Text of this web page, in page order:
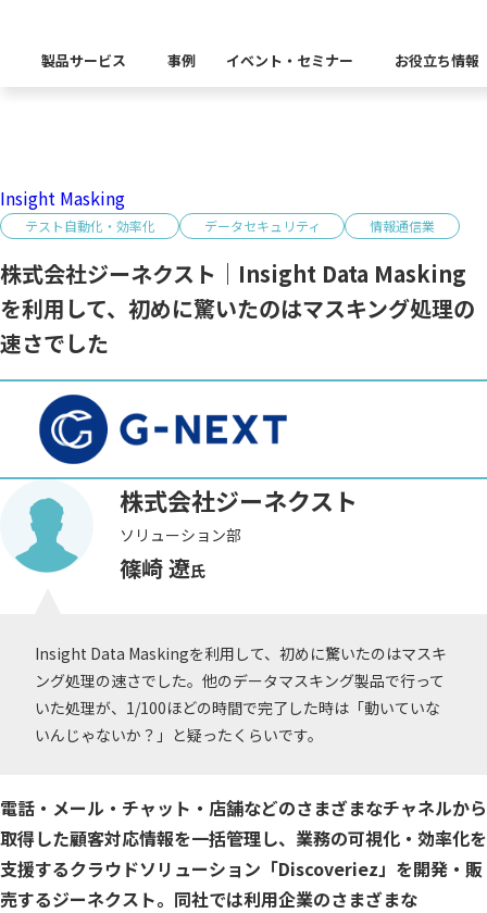
製品サービス
キーワードから探す
業界から探す
製品一覧
データ統合・管理・配信
クラウド移行コンサルティング・データベースコンサルティング・
データ統合データ可視化・活用基盤
データセキュリティ
テスト自動化・
ディザスタ
課題に関する製品をこちら
クラウド移行時のよく
仮想環境（VMware）
キーワードに関連する製品
ディザスタリカバリ
データベース構築
データベース監査
業界特有の課題・ユースケ
建設業
金融・保険業
公共
Insight SQL Testing
Insight PISO
Dbvisit StandbyMP
事例 イベント・セミナー
db tech showcase
お役立ち情報
Insight Blog
CEOブログ
企業理念
会社概要 沿革
役員紹介
パートナー
Case Studies
Insight Masking
テスト自動化・効率化 データセキュリティ 情報通信業
株式会社ジーネクスト｜Insight Data Masking
を利用して、初めに驚いたのはマスキング処理の
速さでした
株式会社ジーネクスト
ソリューション部
篠崎 遼氏
Insight Data Maskingを利用して、初めに驚いたのはマスキ
ング処理の速さでした。他のデータマスキング製品で行って
いた処理が、1/100ほどの時間で完了した時は「動いていな
いんじゃないか？」と疑ったくらいです。
電話・メール・チャット・店舗などのさまざまなチャネルから
取得した顧客対応情報を一括管理し、業務の可視化・効率化を
支援するクラウドソリューション「Discoveriez」を開発・販
売するジーネクスト。同社では利用企業のさまざまな